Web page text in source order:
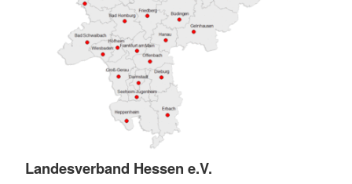
Landesverband Hessen e.V.